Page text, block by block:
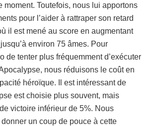
moment. Toutefois, nous lui apportons
pour l’aider à rattraper son retard
il est mené au score en augmentant
environ 75 âmes. Pour
de tenter plus fréquemment d’exécuter
nous réduisons le coût en
héroïque. Il est intéressant de
est choisie plus souvent, mais
victoire inférieur de 5%. Nous
un coup de pouce à cette